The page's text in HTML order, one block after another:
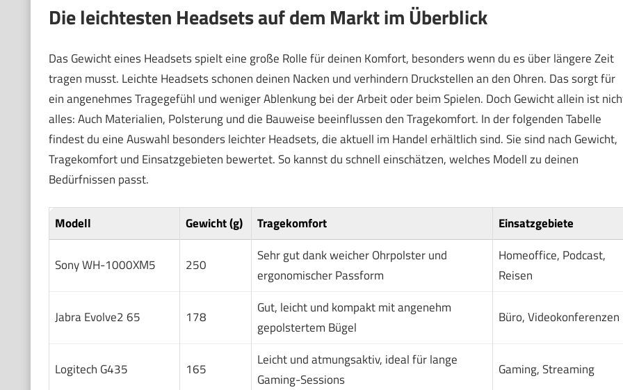
Die leichtesten Headsets auf dem Markt im Überblick
Das Gewicht eines Headsets spielt eine große Rolle für deinen Komfort, besonders wenn du es über längere Zeit
tragen musst. Leichte Headsets schonen deinen Nacken und verhindern Druckstellen an den Ohren. Das sorgt für
ein angenehmes Tragegefühl und weniger Ablenkung bei der Arbeit oder beim Spielen. Doch Gewicht allein ist
alles: Auch Materialien, Polsterung und die Bauweise beeinflussen den Tragekomfort. In der folgenden Tabelle
findest du eine Auswahl besonders leichter Headsets, die aktuell im Handel erhältlich sind. Sie sind nach Gewicht,
Tragekomfort und Einsatzgebieten bewertet. So kannst du schnell einschätzen, welches Modell zu deinen
Bedürfnissen passt.
Modell Gewicht (g) Tragekomfort Einsatzgebiete
Sony WH-1000XM5 250
Sehr gut dank weicher Ohrpolster und
ergonomischer Passform
Homeoffice, Podcast,
Reisen
Jabra Evolve2 65 178
Gut, leicht und kompakt mit angenehm
gepolstertem Bügel
Büro, Videokonferenzen
Logitech G435 165
Leicht und atmungsaktiv, ideal für lange
Gaming-Sessions
Gaming, Streaming